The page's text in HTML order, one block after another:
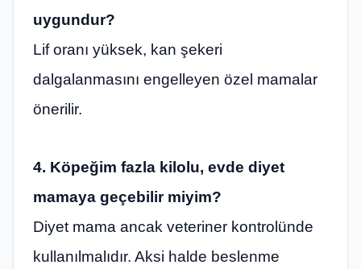
uygundur?
Lif oranı yüksek, kan şekeri
dalgalanmasını engelleyen özel mamalar
önerilir.
4. Köpeğim fazla kilolu, evde diyet
mamaya geçebilir miyim?
Diyet mama ancak veteriner kontrolünde
kullanılmalıdır. Aksi halde beslenme